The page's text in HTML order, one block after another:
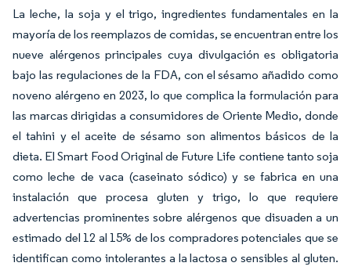
La leche, la soja y el trigo, ingredientes fundamentales en la
mayoría de los reemplazos de comidas, se encuentran entre los
nueve alérgenos principales cuya divulgación es obligatoria
bajo las regulaciones de la FDA, con el sésamo añadido como
noveno alérgeno en 2023, lo que complica la formulación para
las marcas dirigidas a consumidores de Oriente Medio, donde
el tahini y el aceite de sésamo son alimentos básicos de la
dieta. El Smart Food Original de Future Life contiene tanto soja
como leche de vaca (caseinato sódico) y se fabrica en una
instalación que procesa gluten y trigo, lo que requiere
advertencias prominentes sobre alérgenos que disuaden a un
estimado del 12 al 15% de los compradores potenciales que se
identifican como intolerantes a la lactosa o sensibles al gluten.